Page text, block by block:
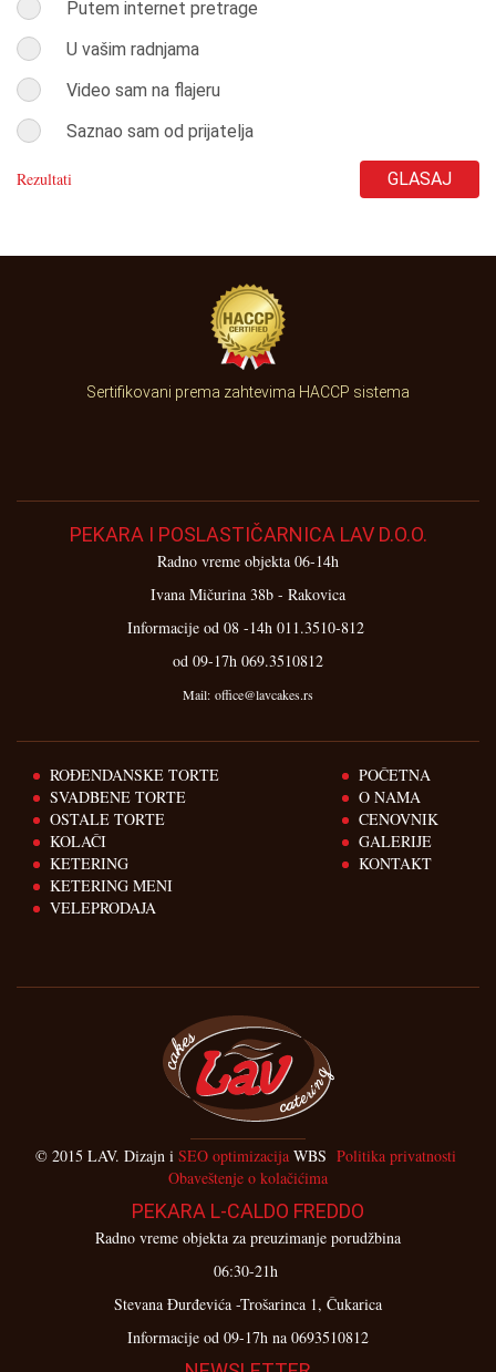
Putem internet pretrage
U vašim radnjama
Video sam na flajeru
Saznao sam od prijatelja
Rezultati GLASAJ
Sertifikovani prema zahtevima HACCP sistema
PEKARA I POSLASTIČARNICA LAV D.O.O.
Radno vreme objekta 06-14h
Ivana Mičurina 38b - Rakovica
Informacije od 08 -14h 011.3510-812
od 09-17h 069.3510812
Mail: office@lavcakes.rs
ROĐENDANSKE TORTE
SVADBENE TORTE
OSTALE TORTE
KOLAČI
KETERING
KETERING MENI
VELEPRODAJA
POČETNA
O NAMA
CENOVNIK
GALERIJE
KONTAKT
© 2015 LAV. Dizajn i SEO optimizacijaWBS Politika privatnosti
Obaveštenje o kolačićima
PEKARA L-CALDO FREDDO
Radno vreme objekta za preuzimanje porudžbina
06:30-21h
Stevana Đurđevića -Trošarinca 1, Čukarica
Informacije od 09-17h na 0693510812